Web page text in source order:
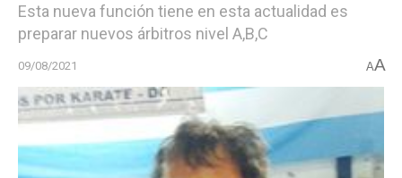
Esta nueva función tiene en esta actualidad es
preparar nuevos árbitros nivel A,B,C
09/08/2021 AA